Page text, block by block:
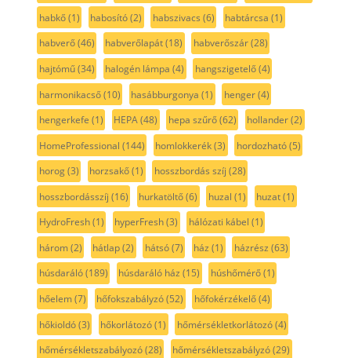
habkő(1) habosító(2) habszivacs (6) habtárcsa (1)
habverő(46) habverőlapát(18) habverőszár(28)
hajtómű(34) halogén lámpa (4) hangszigetelő(4)
harmonikacső(10) hasábburgonya (1) henger(4)
hengerkefe (1) HEPA(48) hepa szűrő(62) hollander(2)
HomeProfessional (144) homlokkerék(3) hordozható(5)
horog(3) horzsakő(1) hosszbordás szíj (28)
hosszbordásszíj (16) hurkatöltő(6) huzal (1) huzat(1)
HydroFresh(1) hyperFresh(3) hálózati kábel (1)
három(2) hátlap(2) hátsó(7) ház (1) házrész (63)
húsdaráló(189) húsdaráló ház (15) húshőmérő(1)
hőelem(7) hőfokszabályzó(52) hőfokérzékelő(4)
hőkioldó(3) hőkorlátozó(1) hőmérsékletkorlátozó(4)
hőmérsékletszabályozó(28) hőmérsékletszabályzó(29)